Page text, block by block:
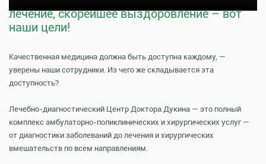
лечение, скорейшее выздоровление – вот
наши цели!
Качественная медицина должна быть доступна каждому, —
уверены наши сотрудники. Из чего же складывается эта
доступность?
Лечебно-диагностический Центр Доктора Дукина — это полный
комплекс амбулаторно-поликлинических и хирургических услуг —
от диагностики заболеваний до лечения и хирургических
вмешательств по всем направлениям.